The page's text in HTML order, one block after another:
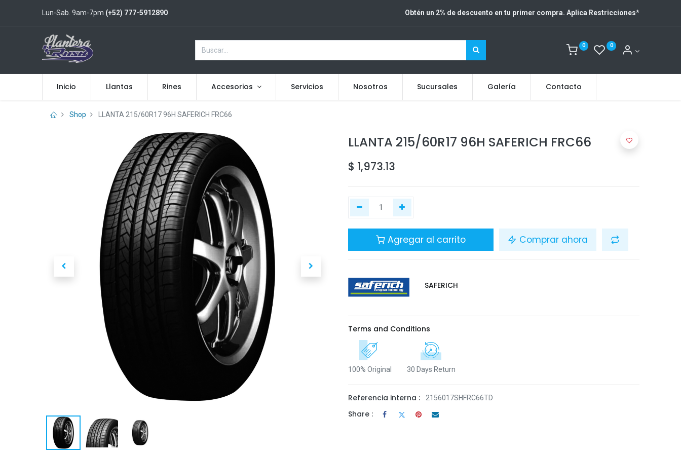
Lun-Sab. 9am-7pm (+52) 777-5912890 Obtén un 2% de descuento en tu primer compra. Aplica Restricciones*
0 0
Inicio Llantas Rines Accesorios Servicios Nosotros Sucursales Galería Contacto
Shop LLANTA 215/60R17 96H SAFERICH FRC66
LLANTA 215/60R17 96H SAFERICH FRC66
$ 1,973.13
Agregar al carrito Comprar ahora
SAFERICH
Terms and Conditions
100% Original 30 Days Return
Referencia interna : 2156017SHFRC66TD
Share :